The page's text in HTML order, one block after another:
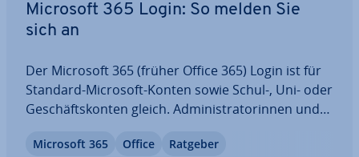
Microsoft 365 Login: So melden Sie
sich an
Der Microsoft 365 (früher Office 365) Login ist für
Standard-Microsoft-Konten sowie Schul-, Uni- oder
Ge­schäfts­kon­ten gleich. Ad­mi­nis­tra­to­rin­nen und
Microsoft 365 Admin Center an. Nach einem Login
Microsoft 365 Office Ratgeber